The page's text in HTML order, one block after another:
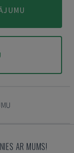
AR MUMS!